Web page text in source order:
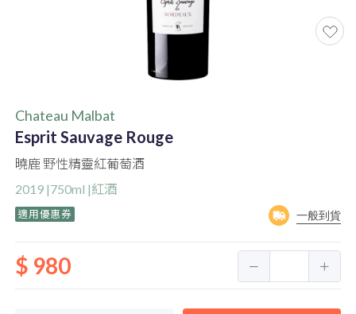
Chateau Malbat
Esprit Sauvage Rouge
曉鹿 野性精靈紅葡萄酒
2019 |750ml |紅酒
適用優惠券 一般到貨
$ 980